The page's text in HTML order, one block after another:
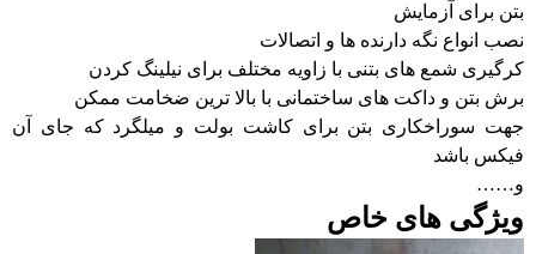
بتن برای آزمایش
نصب انواع نگه دارنده ها و اتصالات
کرگیری شمع های بتنی با زاویه مختلف برای نیلینگ کردن
برش بتن و داکت های ساختمانی با بالا ترین ضخامت ممکن
جهت سوراخکاری بتن برای کاشت بولت و میلگرد که جای آن
فیکس باشد
و……
ویژگی های خاص